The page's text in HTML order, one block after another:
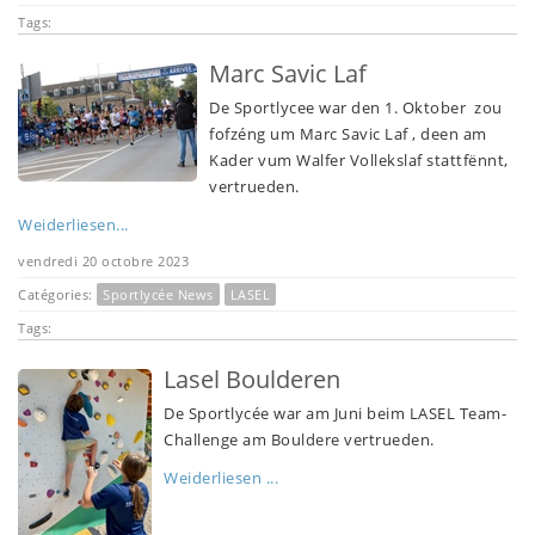
Tags:
Marc Savic Laf
De Sportlycee war den 1. Oktober zou
fofzéng um Marc Savic Laf , deen am
Kader vum Walfer Vollekslaf stattfënnt,
vertrueden.
Weiderliesen...
vendredi 20 octobre 2023
Catégories:
Sportlycée News
LASEL
Tags:
Lasel Boulderen
De Sportlycée war am Juni beim LASEL Team-
Challenge am Bouldere vertrueden.
Weiderliesen ...